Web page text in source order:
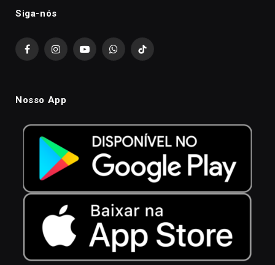
Siga-nós
FacebookInstagramYouTubeWhatsAppTikTok
Nosso App